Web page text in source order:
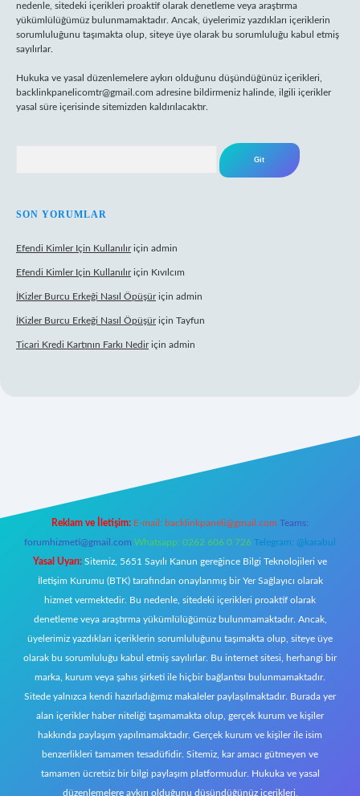
nedenle, sitedeki içerikleri proaktif olarak denetleme veya araştırma
yükümlülüğümüz bulunmamaktadır. Ancak, üyelerimiz yazdıkları içeriklerin
sorumluluğunu taşımakta olup, siteye üye olarak bu sorumluluğu kabul etmiş
sayılırlar.
Hukuka ve yasal düzenlemelere aykırı olduğunu düşündüğünüz içerikleri,
backlinkpanelicomtr@gmail.com adresine bildirmeniz halinde, ilgili içerikler
yasal süre içerisinde sitemizden kaldırılacaktır.
SON YORUMLAR
Efendi Kimler Için Kullanılıriçin admin
Efendi Kimler Için Kullanılıriçin Kıvılcım
İKizler Burcu Erkeği Nasıl Öpüşüriçin admin
İKizler Burcu Erkeği Nasıl Öpüşüriçin Tayfun
Ticari Kredi Kartının Farkı Nediriçin admin
Reklam ve İletişim: E-mail: backlinkpaneli@gmail.com Teams:
forumhizmeti@gmail.com Whatsapp: 0262 606 0 726 Telegram: @karabul
Yasal Uyarı: Sitemiz, 5651 Sayılı Kanun gereğince Bilgi Teknolojileri ve
İletişim Kurumu (BTK) tarafından onaylanmış bir Yer Sağlayıcı olarak
hizmet vermektedir. Bu nedenle, sitedeki içerikleri proaktif olarak
denetleme veya araştırma yükümlülüğümüz bulunmamaktadır. Ancak,
üyelerimiz yazdıkları içeriklerin sorumluluğunu taşımakta olup, siteye üye
olarak bu sorumluluğu kabul etmiş sayılırlar. Bu internet sitesi, herhangi bir
marka, kurum veya şahıs şirketi ile hiçbir bağlantısı bulunmamaktadır.
Sitede yalnızca kendi hazırladığımız makaleler paylaşılmaktadır. Burada yer
alan içerikler haber niteliği taşımamakta olup, gerçek kurum ve kişiler
hakkında paylaşım yapılmamaktadır. Gerçek kurum ve kişiler ile isim
benzerlikleri tamamen tesadüfidir. Sitemiz, kar amacı gütmeyen ve
tamamen ücretsiz bir bilgi paylaşım platformudur. Hukuka ve yasal
düzenlemelere aykırı olduğunu düşündüğünüz içerikleri,